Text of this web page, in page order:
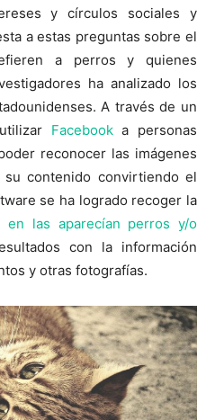
y círculos sociales y
a estas preguntas sobre el
a perros y quienes
ha analizado los
A través de un
Facebooka personas
reconocer las imágenes
contenido convirtiendo el
se ha logrado recoger la
en las aparecían perros y/o
con la información
y otras fotografías.